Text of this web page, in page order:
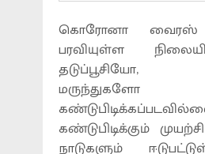
கொரோனா வைரஸ்
பரவியுள்ள
தடுப்பூசியோ,
மருந்துகளோ
கண்டுபிடிக்கும்
நாடுகளும்